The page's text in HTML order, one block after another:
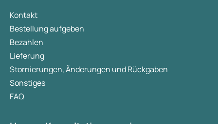
Kontakt
Bestellung aufgeben
Bezahlen
Lieferung
Stornierungen, Änderungen und Rückgaben
Sonstiges
FAQ